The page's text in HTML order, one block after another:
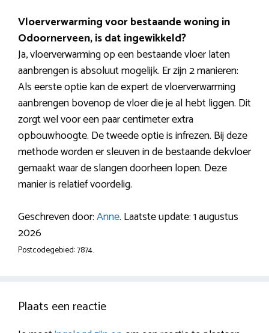
Vloerverwarming voor bestaande woning in
Odoornerveen, is dat ingewikkeld?
Ja, vloerverwarming op een bestaande vloer laten
aanbrengen is absoluut mogelijk. Er zijn 2 manieren:
Als eerste optie kan de expert de vloerverwarming
aanbrengen bovenop de vloer die je al hebt liggen. Dit
zorgt wel voor een paar centimeter extra
opbouwhoogte. De tweede optie is infrezen. Bij deze
methode worden er sleuven in de bestaande dekvloer
gemaakt waar de slangen doorheen lopen. Deze
manier is relatief voordelig.
Geschreven door:Anne. Laatste update: 1 augustus
2026
Postcodegebied: 7874.
Plaats een reactie